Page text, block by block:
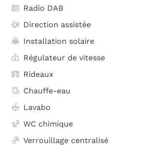
Radio DAB
Direction assistée
Installation solaire
Régulateur de vitesse
Rideaux
Chauffe-eau
Lavabo
WC chimique
Verrouillage centralisé